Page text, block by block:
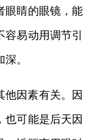
眼睛的眼镜，能
易动用调节引
。
他因素有关。因
也可能是后天因